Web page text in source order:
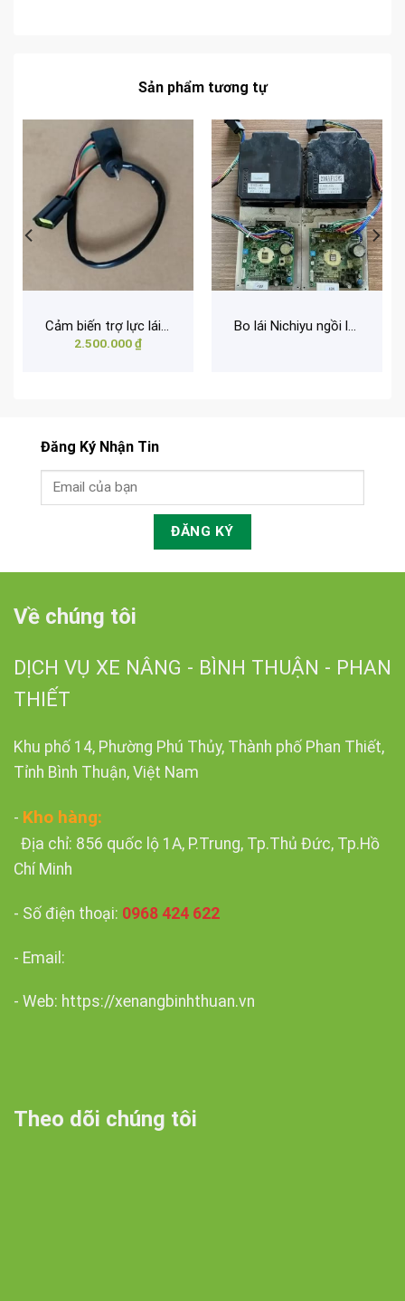
Sản phẩm tương tự
Cảm biến trợ lực lái, chiết áp 38920-00550
2.500.000₫
Bo lái Nichiyu ngồi lái 1 tấn 1.5 tấn 2 tấn
Đăng Ký Nhận Tin
Về chúng tôi
DỊCH VỤ XE NÂNG - BÌNH THUẬN - PHAN
THIẾT
Khu phố 14, Phường Phú Thủy, Thành phố Phan Thiết,
Tỉnh Bình Thuận, Việt Nam
- Kho hàng:
Địa chỉ: 856 quốc lộ 1A, P.Trung, Tp.Thủ Đức, Tp.Hồ
Chí Minh
- Số điện thoại: 0968 424 622
- Email:
- Web: https://xenangbinhthuan.vn
Theo dõi chúng tôi